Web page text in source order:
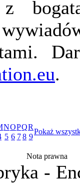
.
NOPQR
Pokaż
5 6 7 8 9
Nota prawna
-